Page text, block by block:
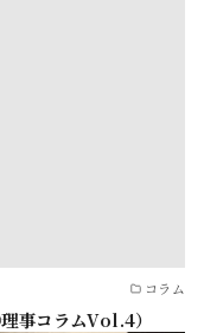
コラム
事コラムVol.4）